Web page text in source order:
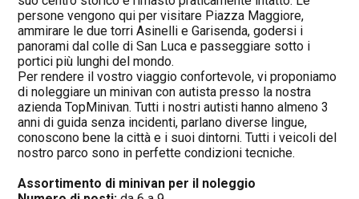
persone vengono qui per visitare Piazza Maggiore,
ammirare le due torri Asinelli e Garisenda, godersi i
panorami dal colle di San Luca e passeggiare sotto i
portici più lunghi del mondo.
Per rendere il vostro viaggio confortevole, vi proponiamo
di noleggiare un minivan con autista presso la nostra
azienda TopMinivan. Tutti i nostri autisti hanno almeno 3
anni di guida senza incidenti, parlano diverse lingue,
conoscono bene la città e i suoi dintorni. Tutti i veicoli del
nostro parco sono in perfette condizioni tecniche.
Assortimento di minivan per il noleggio